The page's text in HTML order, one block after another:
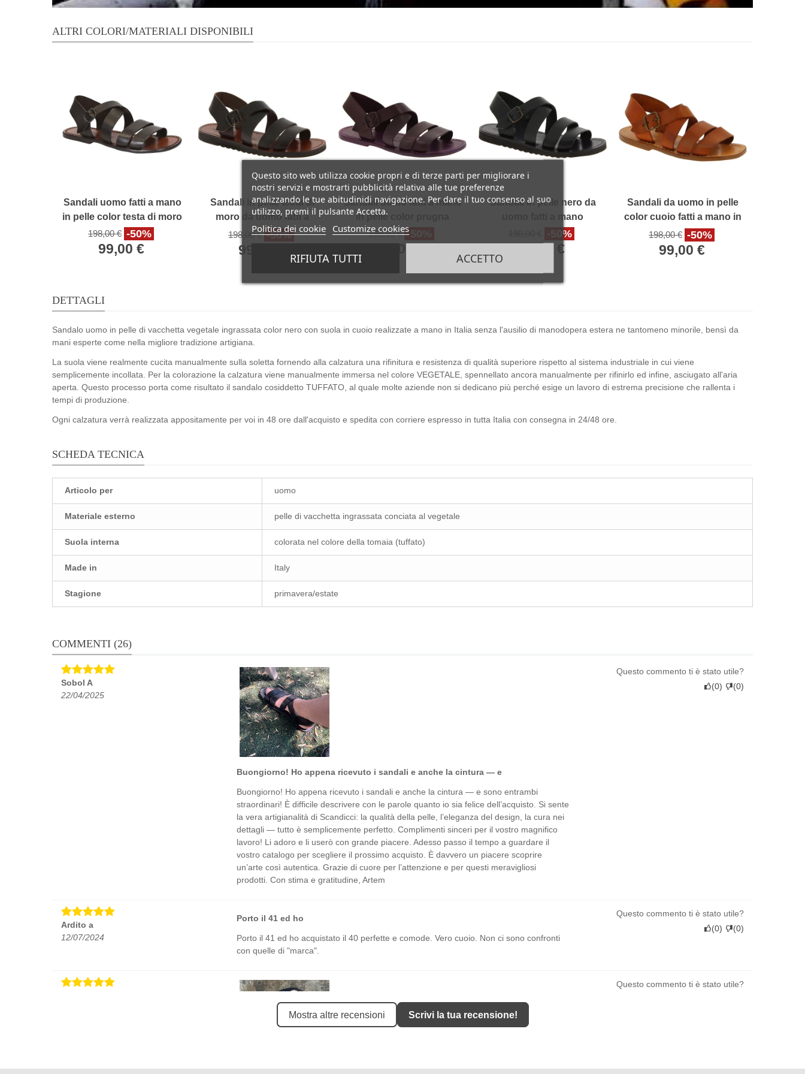
ALTRI COLORI/MATERIALI DISPONIBILI
Sandali uomo fatti a mano
in pelle color testa di moro
198,00 € -50%
99,00 €
Sandali in pelle testa di
moro da uomo fatti a
mano
198,00 € -50%
99,00 €
Sandali uomo fatti a mano
in pelle color prugna
198,00 € -50%
Sandali in pelle nero da
uomo fatti a mano
-50%
99,00 €
Sandali da uomo in pelle
color cuoio fatti a mano in
Italia
198,00 € -50%
99,00 €
DETTAGLI
Sandalo uomo in pelle di vacchetta vegetale ingrassata color nero con suola in cuoio realizzate a mano in Italia senza l'ausilio di manodopera estera ne tantomeno minorile, bensì da
mani esperte come nella migliore tradizione artigiana.
La suola viene realmente cucita manualmente sulla soletta fornendo alla calzatura una rifinitura e resistenza di qualità superiore rispetto al sistema industriale in cui viene
semplicemente incollata. Per la colorazione la calzatura viene manualmente immersa nel colore VEGETALE, spennellato ancora manualmente per rifinirlo ed infine, asciugato all'aria
aperta. Questo processo porta come risultato il sandalo cosiddetto TUFFATO, al quale molte aziende non si dedicano più perché esige un lavoro di estrema precisione che rallenta i
tempi di produzione.
Ogni calzatura verrà realizzata appositamente per voi in 48 ore dall'acquisto e spedita con corriere espresso in tutta Italia con consegna in 24/48 ore.
SCHEDA TECNICA
Articolo per uomo
Materiale esterno pelle di vacchetta ingrassata conciata al vegetale
Suola interna colorata nel colore della tomaia (tuffato)
Made in Italy
Stagione primavera/estate
COMMENTI (26)
Sobol A
22/04/2025
Buongiorno! Ho appena ricevuto i sandali e anche la cintura — e
Buongiorno! Ho appena ricevuto i sandali e anche la cintura — e sono entrambi
straordinari! È difficile descrivere con le parole quanto io sia felice dell’acquisto. Si sente
la vera artigianalità di Scandicci: la qualità della pelle, l’eleganza del design, la cura nei
dettagli — tutto è semplicemente perfetto. Complimenti sinceri per il vostro magnifico
lavoro! Li adoro e li userò con grande piacere. Adesso passo il tempo a guardare il
vostro catalogo per scegliere il prossimo acquisto. È davvero un piacere scoprire
un’arte così autentica. Grazie di cuore per l’attenzione e per questi meravigliosi
prodotti. Con stima e gratitudine, Artem
Questo commento ti è stato utile?
(0) (0)
Ardito a
12/07/2024
Porto il 41 ed ho
Porto il 41 ed ho acquistato il 40 perfette e comode. Vero cuoio. Non ci sono confronti
con quelle di "marca".
Questo commento ti è stato utile?
(0) (0)
Questo commento ti è stato utile?
Mostra altre recensioni Scrivi la tua recensione!
Questo sito web utilizza cookie propri e di terze parti per migliorare i
nostri servizi e mostrarti pubblicità relativa alle tue preferenze
analizzando le tue abitudinidi navigazione. Per dare il tuo consenso al suo
utilizzo, premi il pulsante Accetta.
Politica dei cookie Customize cookies
RIFIUTA TUTTI ACCETTO